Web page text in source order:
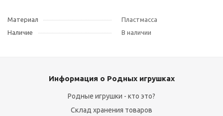
Материал
Пластмасса
Наличие
В наличии
Информация о Родных игрушках
Родные игрушки - кто это?
Склад хранения товаров